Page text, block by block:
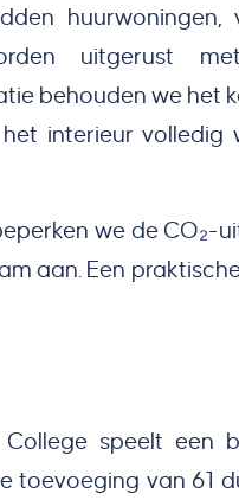
huurwoningen,
uitgerust met
behouden we het
interieur volledig
we de CO₂-
aan. Een
speelt een
toevoeging van 61